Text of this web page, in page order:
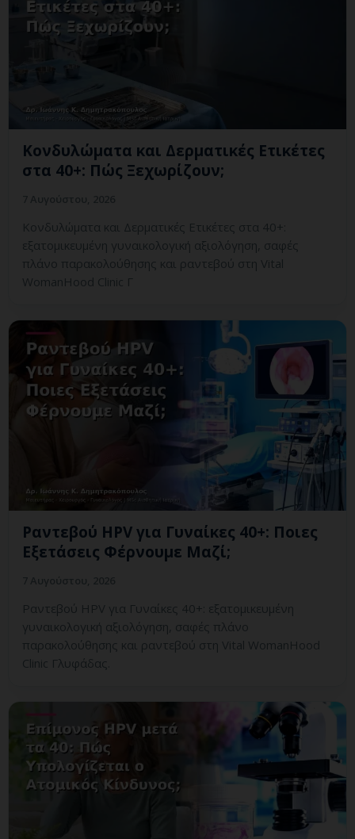
Κονδυλώματα και Δερματικές Ετικέτες
στα 40+: Πώς Ξεχωρίζουν;
Κονδυλώματα και Δερματικές Ετικέτες στα 40+:
εξατομικευμένη γυναικολογική αξιολόγηση, σαφές
πλάνο παρακολούθησης και ραντεβού στη Vital
WomanHood Clinic Γ
Ραντεβού HPV για Γυναίκες 40+: Ποιες
Εξετάσεις Φέρνουμε Μαζί;
Ραντεβού HPV για Γυναίκες 40+: εξατομικευμένη
γυναικολογική αξιολόγηση, σαφές πλάνο
παρακολούθησης και ραντεβού στη Vital WomanHood
Clinic Γλυφάδας.